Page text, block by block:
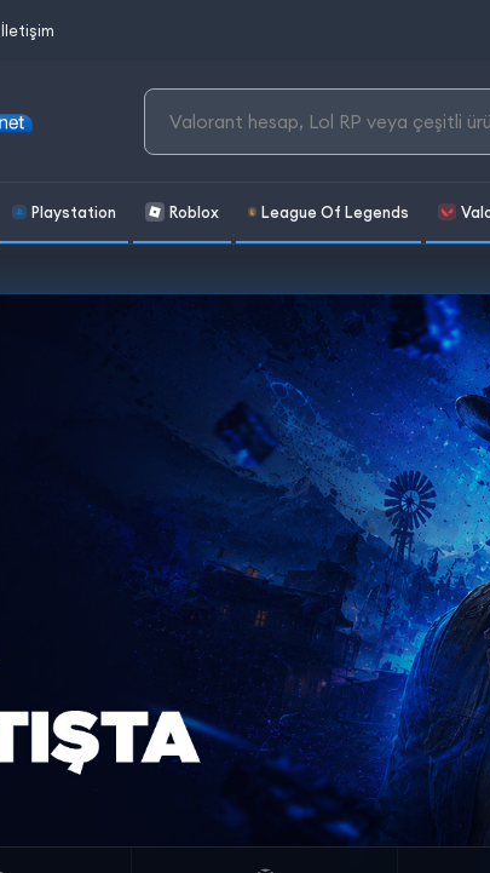
İletişim
Playstation Roblox League Of Legends